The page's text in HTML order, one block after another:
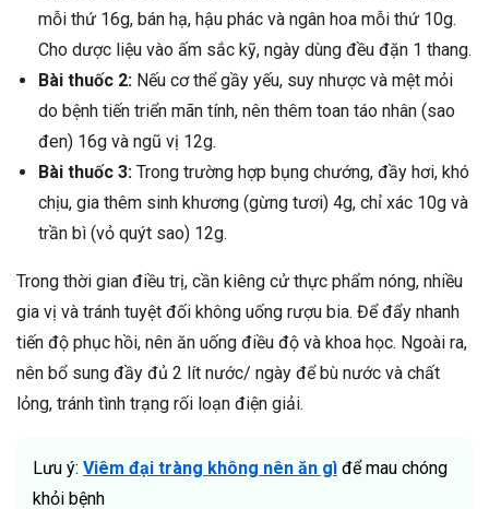
mỗi thứ 16g, bán hạ, hậu phác và ngân hoa mỗi thứ 10g.
Cho dược liệu vào ấm sắc kỹ, ngày dùng đều đặn 1 thang.
Bài thuốc 2: Nếu cơ thể gầy yếu, suy nhược và mệt mỏi
do bệnh tiến triển mãn tính, nên thêm toan táo nhân (sao
đen) 16g và ngũ vị 12g.
Bài thuốc 3: Trong trường hợp bụng chướng, đầy hơi, khó
chịu, gia thêm sinh khương (gừng tươi) 4g, chỉ xác 10g và
trần bì (vỏ quýt sao) 12g.
Trong thời gian điều trị, cần kiêng cử thực phẩm nóng, nhiều
gia vị và tránh tuyệt đối không uống rượu bia. Để đẩy nhanh
tiến độ phục hồi, nên ăn uống điều độ và khoa học. Ngoài ra,
nên bổ sung đầy đủ 2 lít nước/ ngày để bù nước và chất
lỏng, tránh tình trạng rối loạn điện giải.
Lưu ý: Viêm đại tràng không nên ăn gì để mau chóng
khỏi bệnh